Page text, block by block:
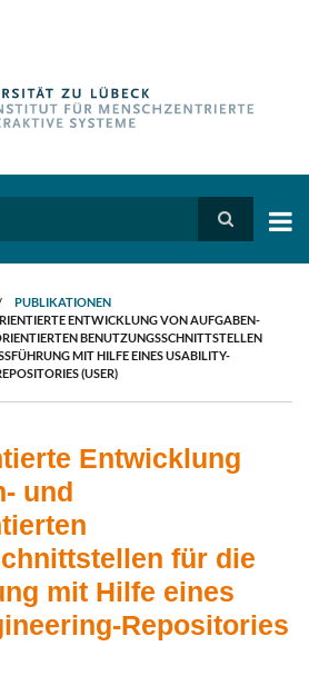
PUBLIKATIONEN
ENTWICKLUNG VON AUFGABEN-
BENUTZUNGSSCHNITTSTELLEN
MIT HILFE EINES USABILITY-
(USER)
Entwicklung
und
für die
mit Hilfe eines
Repositories